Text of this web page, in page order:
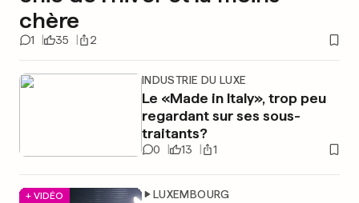
chère
1 35 2
INDUSTRIE DU LUXE
Le «Made in Italy», trop peu
regardant sur ses sous-
traitants?
0 13 1
+ VIDÉO LUXEMBOURG